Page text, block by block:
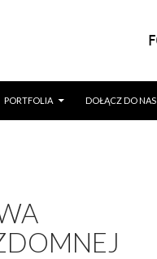
PORTFOLIA DOŁĄCZ DO NAS